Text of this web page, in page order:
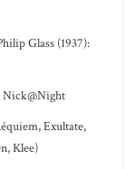
Glass (1937):
Nick@Night
Exultate,
Klee)